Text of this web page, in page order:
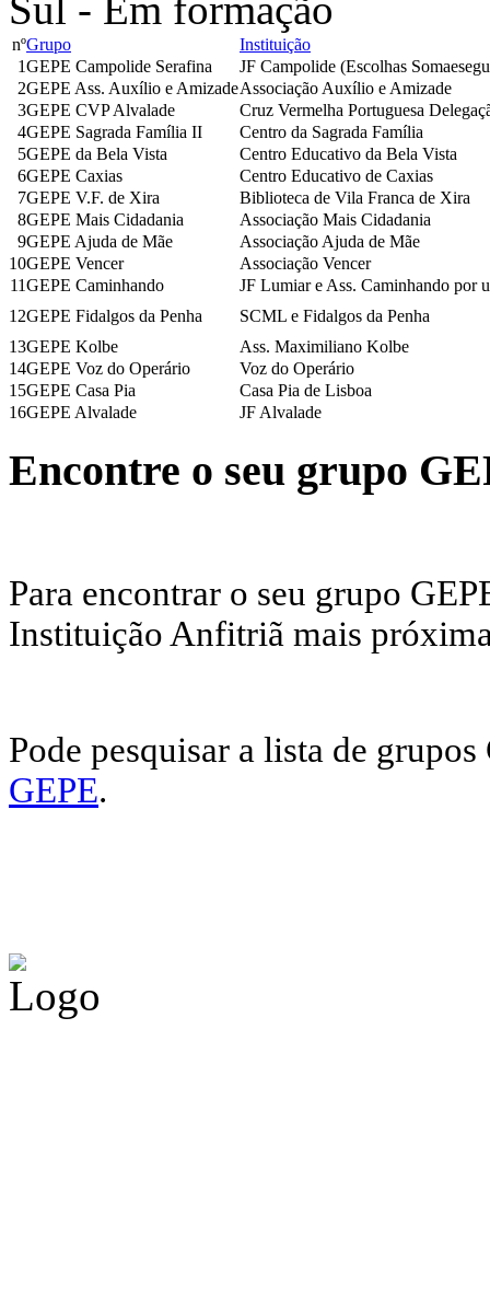
nºGrupo
Instituição
1GEPE Campolide Serafina
JF Campolide (Escolhas
2GEPE Ass. Auxílio e AmizadeAssociação Auxílio e Amizade
3GEPE CVP Alvalade
Cruz Vermelha Portuguesa
4GEPE Sagrada Família II
Centro da Sagrada Família
5GEPE da Bela Vista
Centro Educativo da Bela Vista
6GEPE Caxias
Centro Educativo de Caxias
7GEPE V.F. de Xira
Biblioteca de Vila Franca de Xira
8GEPE Mais Cidadania
Associação Mais Cidadania
9GEPE Ajuda de Mãe
Associação Ajuda de Mãe
10GEPE Vencer
Associação Vencer
11GEPE Caminhando
JF Lumiar e Ass. Caminhando por
12GEPE Fidalgos da Penha
SCML e Fidalgos da Penha
13GEPE Kolbe
Ass. Maximiliano Kolbe
14GEPE Voz do Operário
Voz do Operário
15GEPE Casa Pia
Casa Pia de Lisboa
16GEPE Alvalade JF Alvalade
Encontre o seu grupo
Para encontrar o seu grupo
Instituição Anfitriã mais
Pode pesquisar a lista de
GEPE.